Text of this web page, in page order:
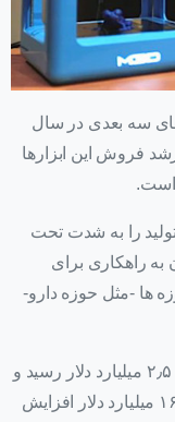
سه بعدی در سال
رشد فروش این ابزارها
را به شدت تحت
به راهکاری برای
ها -مثل حوزه دارو-
بازار جهای پرینت سه بعدی در سال ۲۰۱۳ به ۲٫۵ میلیارد دلار رسید و
به پیش بینی Canalys این بازار تا ۲۰۱۸ تا ۱۶٫۲ میلیارد دلار افزایش